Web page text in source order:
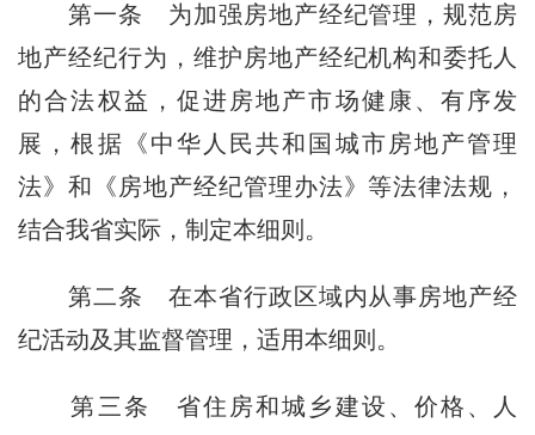
第一条 为加强房地产经纪管理，规范房
地产经纪行为，维护房地产经纪机构和委托人
的合法权益，促进房地产市场健康、有序发
展，根据《中华人民共和国城市房地产管理
法》和《房地产经纪管理办法》等法律法规，
结合我省实际，制定本细则。
第二条 在本省行政区域内从事房地产经
纪活动及其监督管理，适用本细则。
第三条
省住房和城乡建设、价格、人